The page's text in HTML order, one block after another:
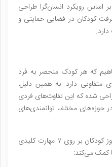
اساس رویکرد انسان‌گرا طراحی
کودکان در فضایی حمایتی و
که هر کودک منحصر به فرد
متفاوتی دارد. به همین دلیل،
شده که این تفاوت‌های فردی
حوزه‌های مختلف توانمندی‌های
به عنوان بخشی از این برنامه، هر روز کودکان بر روی ۷ مهارت کلیدی
کمک می‌کند: